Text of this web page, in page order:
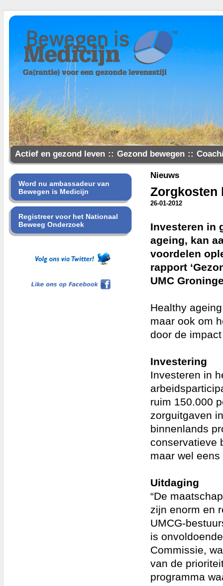
Actief en gezond leven :: Gezond bewegen ::
Samen gezonder
Word nu ambassadeur van
Bewegen is Medicijn
Registreer voor het Nationaal
Beweeg Onderzoek
Nieuws
Zorgkosten
26-01-2012
Investeren in
ageing, kan
voordelen
rapport
UMC
Healthy
maar ook om
door de
Investering
Investeren in
ruim 150.000
zorguitgaven
binnenlands
conservatieve
maar wel
Uitdaging
“De
zijn enorm en
UMCG-
is
Commissie,
van de
programma